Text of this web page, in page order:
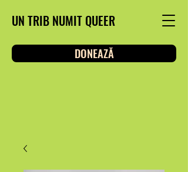
UN TRIB NUMIT QUEER
DONEAZĂ